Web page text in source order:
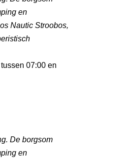
en
Nautic Stroobos,
tussen 07:00 en
De borgsom
en